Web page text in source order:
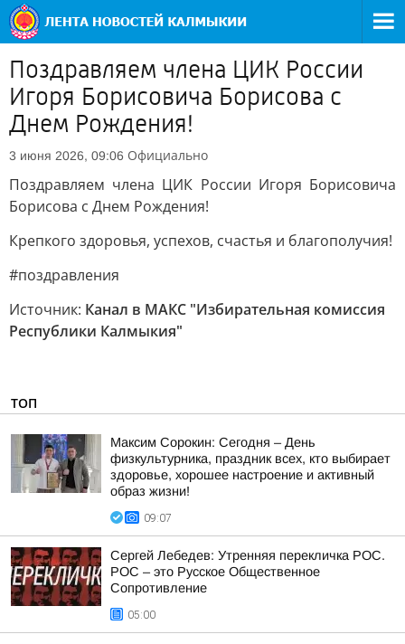
Поздравляем члена ЦИК России
Игоря Борисовича Борисова с
Днем Рождения!
3 июня 2026, 09:06 Официально
Поздравляем члена ЦИК России Игоря Борисовича
Борисова с Днем Рождения!
Крепкого здоровья, успехов, счастья и благополучия!
#поздравления
Источник: Канал в МАКС "Избирательная комиссия
Республики Калмыкия"
ТОП
Максим Сорокин: Сегодня – День
физкультурника, праздник всех, кто выбирает
здоровье, хорошее настроение и активный
образ жизни!
09:07
Сергей Лебедев: Утренняя перекличка РОС.
РОС – это Русское Общественное
Сопротивление
05:00